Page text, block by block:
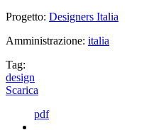
Progetto: Designers Italia
Amministrazione: italia
Tag:
design
Scarica
pdf